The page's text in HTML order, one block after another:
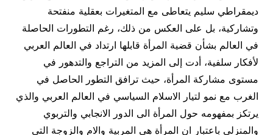
ديمقراطي سليم يتعاطى مع المتغيرات بعقلية منفتحة
وتشاركية، بل على العكس من ذلك، رغم التطورات الحاصلة
في العالم بشأن قضية المرأة قابلها ارتداد في العالم العربي
لأفكار سلفية، أدت إلى المزيد من التراجع والتدهور في
مستوى مشاركة المرأة، حيث ترافق التطور الحاصل في
الغرب مع نمو لتيار الاسلام السياسي في العالم العربي والذي
يرتكز بمفهومه حول المرأة الى الدور الانجابي والتربوي
والمنزلي باعتبار ان المرأة هي المربية والام والزوجة التي